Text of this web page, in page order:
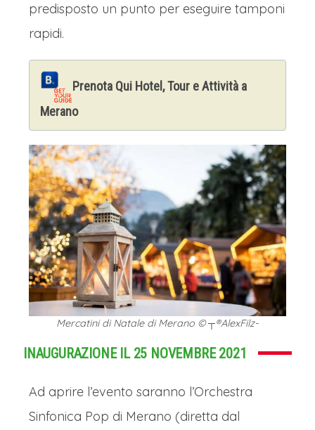
predisposto un punto per eseguire tamponi
rapidi.
Prenota Qui Hotel, Tour e Attività a
Merano
Mercatini di Natale di Merano © ┬®AlexFilz-
INAUGURAZIONE IL 25 NOVEMBRE 2021
Ad aprire l’evento saranno l’Orchestra
Sinfonica Pop di Merano (diretta dal